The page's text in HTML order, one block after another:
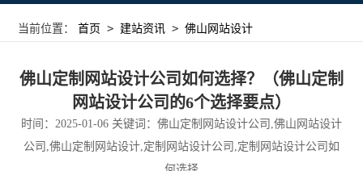
当前位置：首页 >建站资讯 >佛山网站设计
佛山定制网站设计公司如何选择？（佛山定制
网站设计公司的6个选择要点）
时间：2025-01-06 关键词：佛山定制网站设计公司,佛山网站设计
公司,佛山定制网站设计,定制网站设计公司,定制网站设计公司如